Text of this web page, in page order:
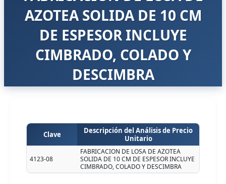
AZOTEA SOLIDA DE 10 CM
DE ESPESOR INCLUYE
CIMBRADO, COLADO Y
DESCIMBRA
Clave
Descripción del Análisis de Precio
Unitario
4123-08
FABRICACION DE LOSA DE AZOTEA
SOLIDA DE 10 CM DE ESPESOR INCLUYE
CIMBRADO, COLADO Y DESCIMBRA